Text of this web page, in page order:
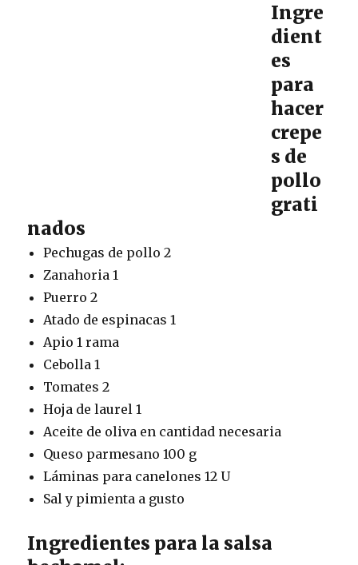
Ingre
dient
es
para
hacer
crepe
s de
pollo
grati
nados
Pechugas de pollo 2
Zanahoria 1
Puerro 2
Atado de espinacas 1
Apio 1 rama
Cebolla 1
Tomates 2
Hoja de laurel 1
Aceite de oliva en cantidad necesaria
Queso parmesano 100 g
Láminas para canelones 12 U
Sal y pimienta a gusto
Ingredientes para la salsa